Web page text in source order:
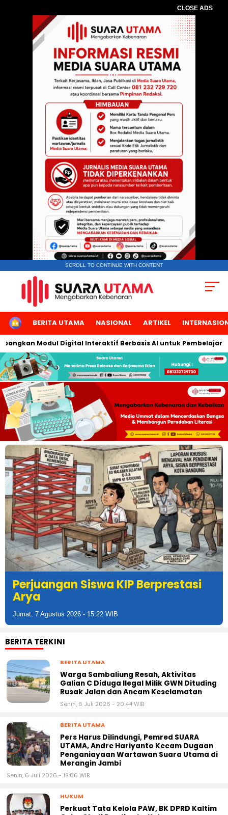
CLOSE ADS
SCROLL TO CONTINUE WITH CONTENT
HOMEBERITA UTAMA NASIONAL ARTIKEL
Modul Digital Interaktif Berbasis AI untuk Pembelajaran
Bapelkum Bitung Tebar Kepedulian,
Bagikan Sembako untuk Security
dan TAD Sambut HUT RI ke-81
Jumat, 7 Agustus 2026 - 00:08 WIB
BERITA UTAMA
Warga Sambaliung Resah, Aktivitas
Galian C Diduga Ilegal Milik GWN Dituding
Rusak Jalan dan Ancam Keselamatan
BERITA UTAMA
Pers Harus Dilindungi, Pemred SUARA
UTAMA, Andre Hariyanto Kecam Dugaan
Penganiayaan Wartawan Suara Utama di
Merangin Jambi
HUKUM